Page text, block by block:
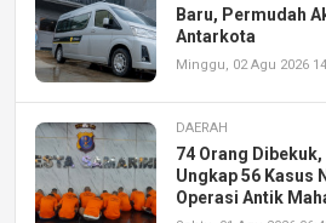
Baru, Permudah
Antarkota
Minggu, 02 Agu 2026
DAERAH
74 Orang
Ungkap 56 Kasus
Operasi Antik